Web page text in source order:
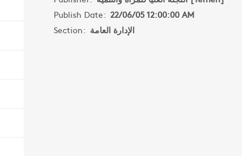
Publish Date: 22/06/05 12:00:00 AM
Section: الإدارة العامة